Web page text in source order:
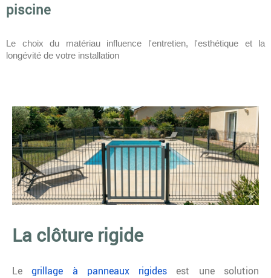
piscine
Le choix du matériau influence l'entretien, l'esthétique et la
longévité de votre installation
La clôture rigide
Legrillage à panneaux rigides est une solution